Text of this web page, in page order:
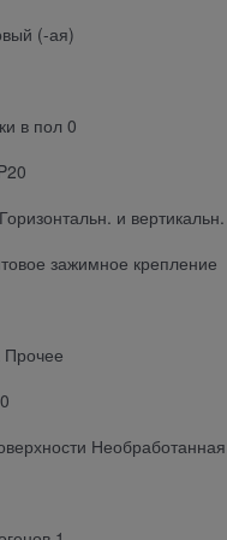
(-ая)
в пол 0
и вертикальн.
зажимное крепление